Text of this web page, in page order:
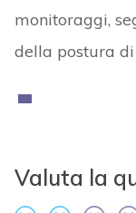
monitoraggi,
della postura
Valuta la